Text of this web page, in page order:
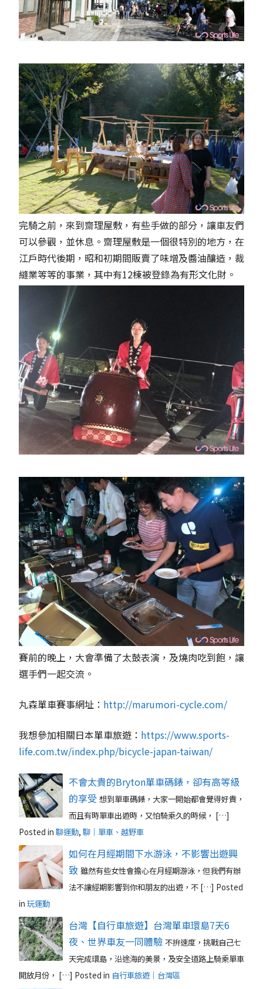
完騎之前，來到齋理屋敷，有些手做的部分，讓車友們
可以參觀，並休息。齋理屋敷是一個很特別的地方，在
江戶時代後期，昭和初期間販賣了味增及醬油釀造，裁
縫業等等的事業，其中有12棟被登錄為有形文化財。
賽前的晚上，大會準備了太鼓表演，及燒肉吃到飽，讓
選手們一起交流。
丸森單車賽事網址： http://marumori-cycle.com/
我想參加相關日本單車旅遊： https://www.sports-
life.com.tw/index.php/bicycle-japan-taiwan/
不會太貴的Bryton單車碼錶，卻有高等級
的享受 想到單車碼錶，大家一開始都會覺得好貴，
而且有時單車出遊時，又怕騎乘久的時候， […]
Posted in 聊運動, 聊｜單車、越野車
如何在月經期間下水游泳，不影響出遊興
致 雖然有些女性會擔心在月經期游泳，但我們有辦
法不讓經期影響到你和朋友的出遊，不 […] Posted
in 玩運動
台灣【自行車旅遊】台灣單車環島7天6
夜、世界車友一同體驗 不拚速度，挑戰自己七
天完成環島，沿途海的美景，及安全道路上騎乘單車
開放月份， […] Posted in 自行車旅遊｜台灣區